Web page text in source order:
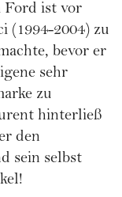
Ford ist vor
(1994-2004) zu
bevor er
sehr
zu
hinterließ
den
sein selbst